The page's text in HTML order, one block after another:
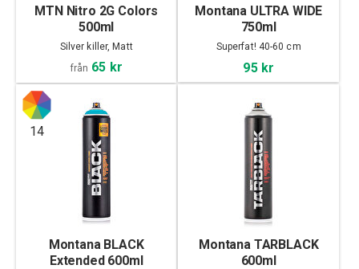
MTN Nitro 2G Colors
500ml
Silver killer, Matt
från 65 kr
Montana ULTRA WIDE
750ml
Superfat! 40-60 cm
95 kr
14
Montana BLACK
Extended 600ml
Montana TARBLACK
600ml